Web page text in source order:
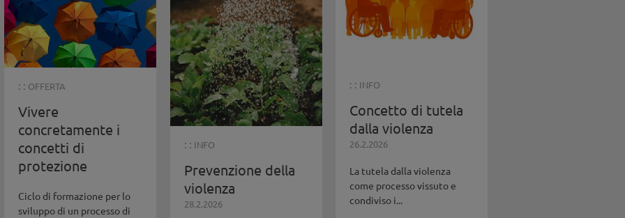
: : OFFERTA
Vivere
concretamente i
concetti di
protezione
Ciclo di formazione per lo
sviluppo di un processo di
: : INFO
Prevenzione della
violenza
28.2.2026
: : INFO
Concetto di tutela
dalla violenza
26.2.2026
La tutela dalla violenza
come processo vissuto e
condiviso i...